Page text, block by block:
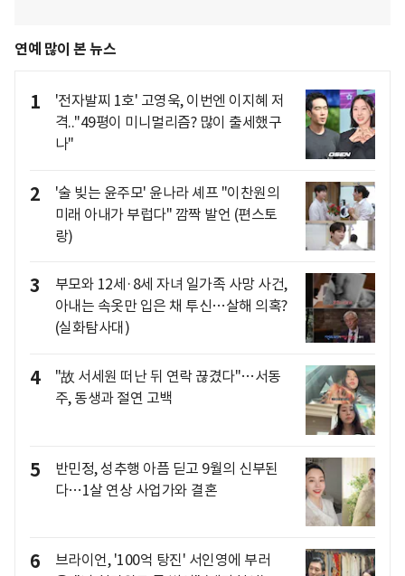
연예 많이 본 뉴스
1
'전자발찌 1호' 고영욱, 이번엔 이지혜 저
격.."49평이 미니멀리즘? 많이 출세했구
나"
2
'술 빚는 윤주모' 윤나라 셰프 "이찬원의
미래 아내가 부럽다" 깜짝 발언 (편스토
랑)
3
부모와 12세·8세 자녀 일가족 사망 사건,
아내는 속옷만 입은 채 투신…살해 의혹?
(실화탐사대)
4
"故 서세원 떠난 뒤 연락 끊겼다"…서동
주, 동생과 절연 고백
5
반민정, 성추행 아픔 딛고 9월의 신부된
다…1살 연상 사업가와 결혼
6
브라이언, '100억 탕진' 서인영에 부러